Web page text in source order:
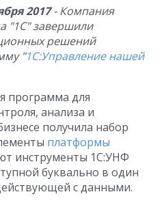
2017- Компания
"1С" завершили
решений
"1С:Управление нашей
программа для
анализа и
получила набор
платформы
инструменты 1С:УНФ
буквально в один
с данными.